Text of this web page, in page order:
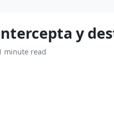
y
minute read